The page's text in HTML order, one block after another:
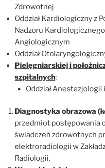
Zdrowotnej
Oddział Kardiologiczny z
Nadzoru Kardiologicznego
Angiologicznym
Oddział
Pielęgniarskiej i
szpitalnych:
Oddział
Diagnostyka obrazowa
przedmiot postępowania
świadczeń zdrowotnych
elektroradiologii w
Radiologii.